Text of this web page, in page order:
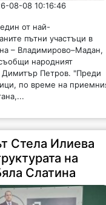
08-08 10:16:46
от най-
пътни участъци в
– Владимирово–Мадан,
народният
Димитър Петров. "Преди
по време на
Стела Илиева
на
Слатина